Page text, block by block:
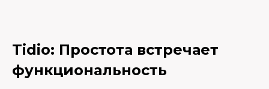
Tidio: Простота встречает
функциональность